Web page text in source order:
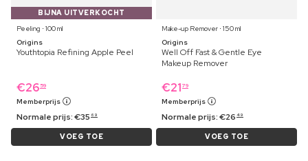
BIJNA UITVERKOCHT
Peeling ⋅ 100 ml
Origins
Youthtopia Refining Apple Peel
€26 59
Memberprijs
Normale prijs:€35 69
VOEG TOE
Make-up Remover ⋅ 150 ml
Origins
Well Off Fast & Gentle Eye
Makeup Remover
€21 79
Memberprijs
Normale prijs:€26 49
VOEG TOE